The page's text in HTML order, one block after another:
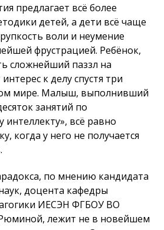
предлагает всё более
детей, а дети всё чаще
воли и неумение
фрустрацией. Ребёнок,
сложнейший паззл на
к делу спустя три
мире. Малыш, выполнивший
занятий по
всё равно
когда у него не получается
по мнению кандидата
доцента кафедры
ИЕСЭН ФГБОУ ВО
лежит не в новейшем